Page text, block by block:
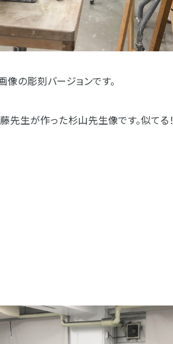
の彫刻バージョンです。
生が作った杉山先生像です。似てる！